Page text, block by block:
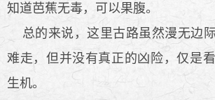
知道芭蕉无毒，可以果腹。
总的来说，这里古路虽然漫无边
难走，但并没有真正的凶险，仅是
生机。